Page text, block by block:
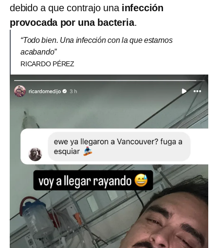
debido a que contrajo una infección
provocada por una bacteria.
“Todo bien. Una infección con la que estamos
acabando”
RICARDO PÉREZ